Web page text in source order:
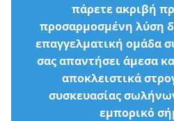
πάρετε ακριβή
προσαρμοσμένη λύση
επαγγελματική ομάδα
σας απαντήσει άμεσα
αποκλειστικά
συσκευασίας
εμπορικό